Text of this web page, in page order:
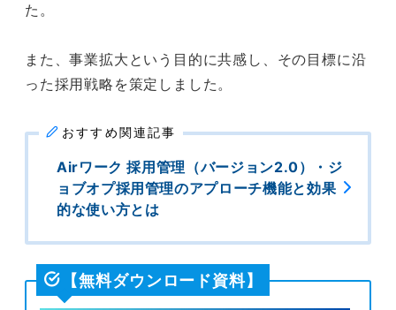
た。
また、事業拡大という目的に共感し、その目標に沿
った採用戦略を策定しました。
おすすめ関連記事
Airワーク 採用管理（バージョン2.0）・ジ
ョブオプ採用管理のアプローチ機能と効果
的な使い方とは
【無料ダウンロード資料】